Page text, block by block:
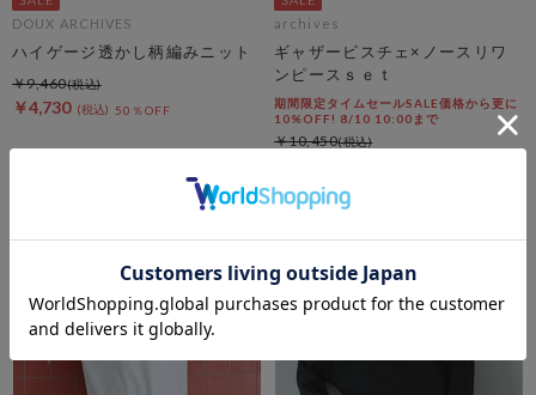
DOUX ARCHIVES
ハイゲージ透かし柄編みニット
￥4,730 50％OFF
￥9,460
archives
ギャザービスチェ×ノースリワ
ンピースｓｅｔ
期間限定タイムセールSALE価格から更に
10%OFF! 8/10 10:00まで
￥10,450